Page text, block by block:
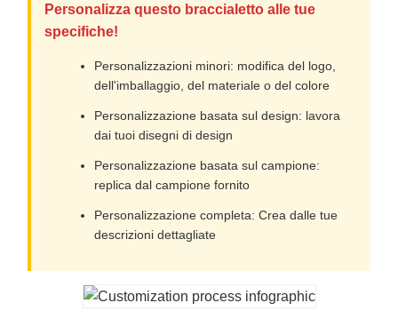
Personalizza questo braccialetto alle tue
specifiche!
Personalizzazioni minori: modifica del logo,
dell'imballaggio, del materiale o del colore
Personalizzazione basata sul design: lavora
dai tuoi disegni di design
Personalizzazione basata sul campione:
replica dal campione fornito
Personalizzazione completa: Crea dalle tue
descrizioni dettagliate